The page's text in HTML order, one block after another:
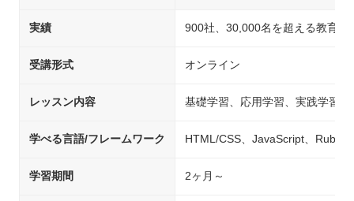
実績 900社、30,000名を超える教育実
受講形式 オンライン
レッスン内容 基礎学習、応用学習、実践学習
学べる言語/フレームワーク HTML/CSS、JavaScript、Ruby
学習期間 2ヶ月～